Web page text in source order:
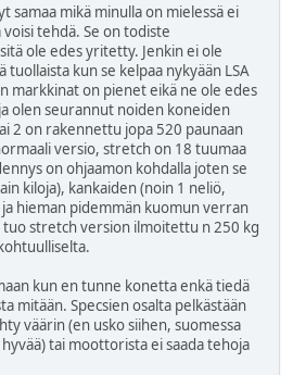
samaa mikä minulla on mielessä ei
tehdä. Se on todiste
ole edes yritetty. Jenkin ei ole
kun se kelpaa nykyään LSA
markkinat on pienet eikä ne ole edes
olen seurannut noiden koneiden
2 on rakennettu jopa 520 paunaan
versio, stretch on 18 tuumaa
on ohjaamon kohdalla joten se
kiloja), kankaiden (noin 1 neliö,
hieman pidemmän kuomun verran
tuo stretch version ilmoitettu n 250 kg
kun en tunne konetta enkä tiedä
mitään. Specsien osalta pelkästään
väärin (en usko siihen, suomessa
tai moottorista ei saada tehoja